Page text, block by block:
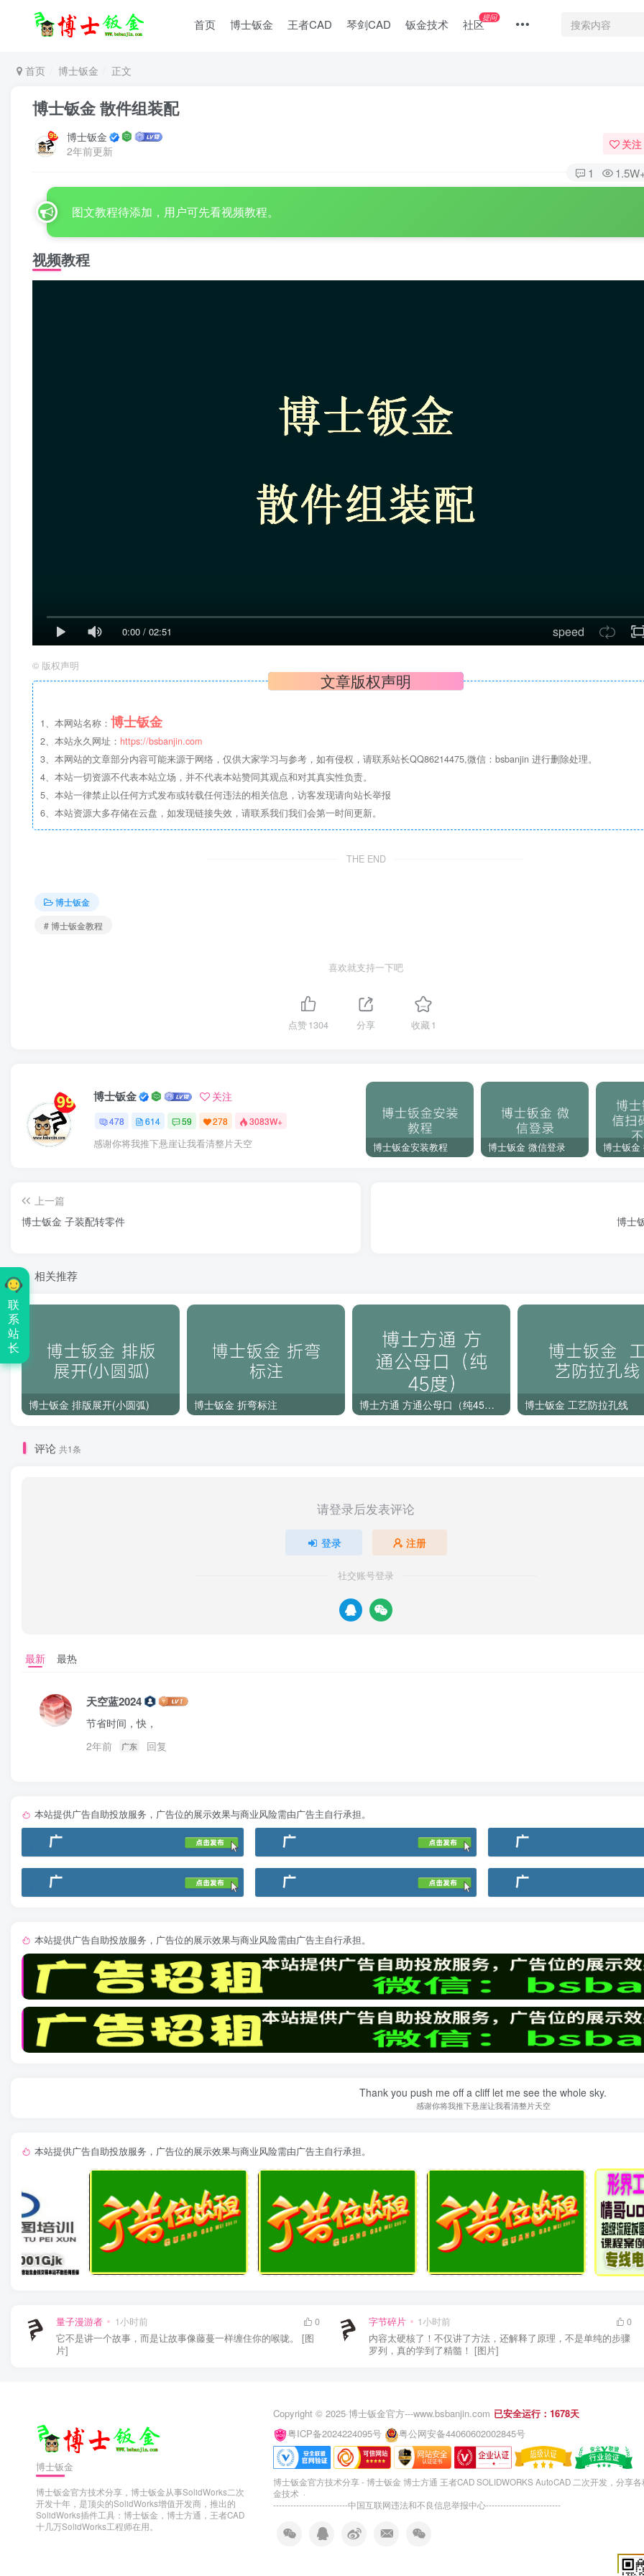
首页 博士钣金 王者CAD 琴剑CAD 钣金技术 社区提问
首页 博士钣金 正文
博士钣金 散件组装配
博士钣金
2年前更新
关注
1
图文教程待添加，用户可先看视频教程。
视频教程
0:00 / 02:51 speed
© 版权声明
文章版权声明
1、本网站名称： 博士钣金
2、本站永久网址： https://bsbanjin.com
3、本网站的文章部分内容可能来源于网络，仅供大家学习与参考，如有侵权，请联系站长QQ86214475,微信：bsbanjin 进行删除处理。
4、本站一切资源不代表本站立场，并不代表本站赞同其观点和对其真实性负责。
5、本站一律禁止以任何方式发布或转载任何违法的相关信息，访客发现请向站长举报
6、本站资源大多存储在云盘，如发现链接失效，请联系我们我们会第一时间更新。
THE END
博士钣金
# 博士钣金教程
喜欢就支持一下吧
点赞1304 分享 收藏1
博士钣金 关注
478 614 59 278 3083W+
感谢你将我推下悬崖让我看清整片天空 博士钣金安装教程 博士钣金 微信登录
上一篇
博士钣金 子装配转零件
博士
相关推荐
博士钣金 排版展开(小圆弧) 博士钣金 折弯标注 博士方通 方通公母口（纯45度） 博士钣金 工艺防拉孔线
评论 共1条
请登录后发表评论
登录 注册
社交账号登录
最新 最热
天空蓝2024
节省时间，快，
2年前
广东 回复
本站提供广告自助投放服务，广告位的展示效果与商业风险需由广告主自行承担。
本站提供广告自助投放服务，广告位的展示效果与商业风险需由广告主自行承担。
Thank you push me off a cliff let me see the whole sky.
感谢你将我推下悬崖让我看清整片天空
本站提供广告自助投放服务，广告位的展示效果与商业风险需由广告主自行承担。
量子漫游者 1小时前
0
它不是讲一个故事，而是让故事像藤蔓一样缠住你的喉咙。 [图
片]
字节碎片 1小时前
0
内容太硬核了！不仅讲了方法，还解释了原理，不是单纯的步骤
罗列，真的学到了精髓！ [图片]
博士钣金
博士钣金官方技术分享，博士钣金从事SolidWorks二次
开发十年，是顶尖的SolidWorks增值开发商，推出的
SolidWorks插件工具：博士钣金，博士方通，王者CAD
十几万SolidWorks工程师在用。
Copyright © 2025·博士钣金官方---www.bsbanjin.com 已安全运行：1678天
粤ICP备2024224095号
粤公网安备44060602002845号
博士钣金官方技术分享 - 博士钣金 博士方通 王者CAD SOLIDWORKS AutoCAD 二次开发，分享各
金技术 ·
--------------------------中国互联网违法和不良信息举报中心--------------------------
联
系
站
长